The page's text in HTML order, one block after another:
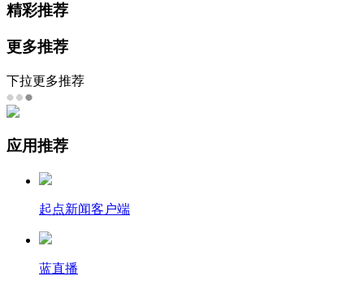
精彩推荐
更多推荐
下拉更多推荐
应用推荐
起点新闻客户端
蓝直播